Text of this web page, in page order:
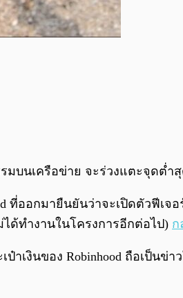
มบนเครือข่าย จะร่วงแตะจุดต่ำ
ที่ออกมายืนยันว่าจะเปิดตัวฟีเจอ
ได้ทำงานในโครงการอีกต่อไป) ก
าเงินของ Robinhood ถือเป็น